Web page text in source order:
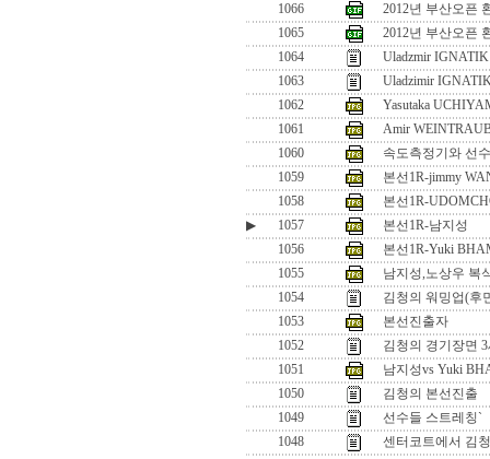
1066
2012년 부산오픈
1065
2012년 부산오픈
1064
Uladzmir
1063
Uladzimir
1062
Yasutaka
1061
Amir
1060
속도측정기와 선
1059
본선1R-jimmy
1058
본선1R-
▶
1057
본선1R-남지성
1056
본선1R-Yuki
1055
남지성,노상우 복
1054
김청의 워밍업(후
1053
본선진출자
1052
김청의 경기장면
1051
남지성vs Yuki
1050
김청의 본선진출
1049
선수들 스트레칭`
1048
센터코트에서 김